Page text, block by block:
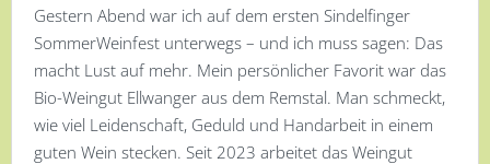
Gestern Abend war ich auf dem ersten Sindelfinger
SommerWeinfest unterwegs – und ich muss sagen: Das
macht Lust auf mehr. Mein persönlicher Favorit war das
Bio-Weingut Ellwanger aus dem Remstal. Man schmeckt,
wie viel Leidenschaft, Geduld und Handarbeit in einem
guten Wein stecken. Seit 2023 arbeitet das Weingut